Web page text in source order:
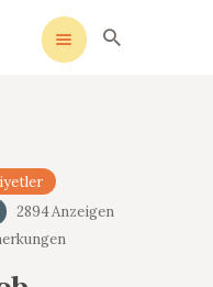
2894Anzeigen